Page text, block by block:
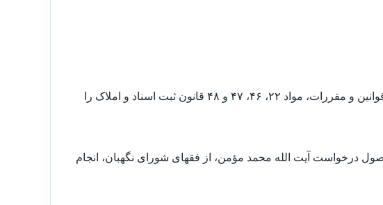
مجمع مشورتی فقهی در راستای نظارت شرعی خود بر قوانین و مقررات، مواد ۲۲، ۴۶، ۴۷ و ۴۸ قانون ثبت اسناد و املاک را
درخواست آیت الله محمد مؤمن، از فقهای شورای نگهبان، انجام